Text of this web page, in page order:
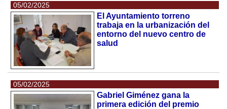
05/02/2025
El Ayuntamiento torreno
trabaja en la urbanización del
entorno del nuevo centro de
salud
05/02/2025
Gabriel Giménez gana la
primera edición del premio